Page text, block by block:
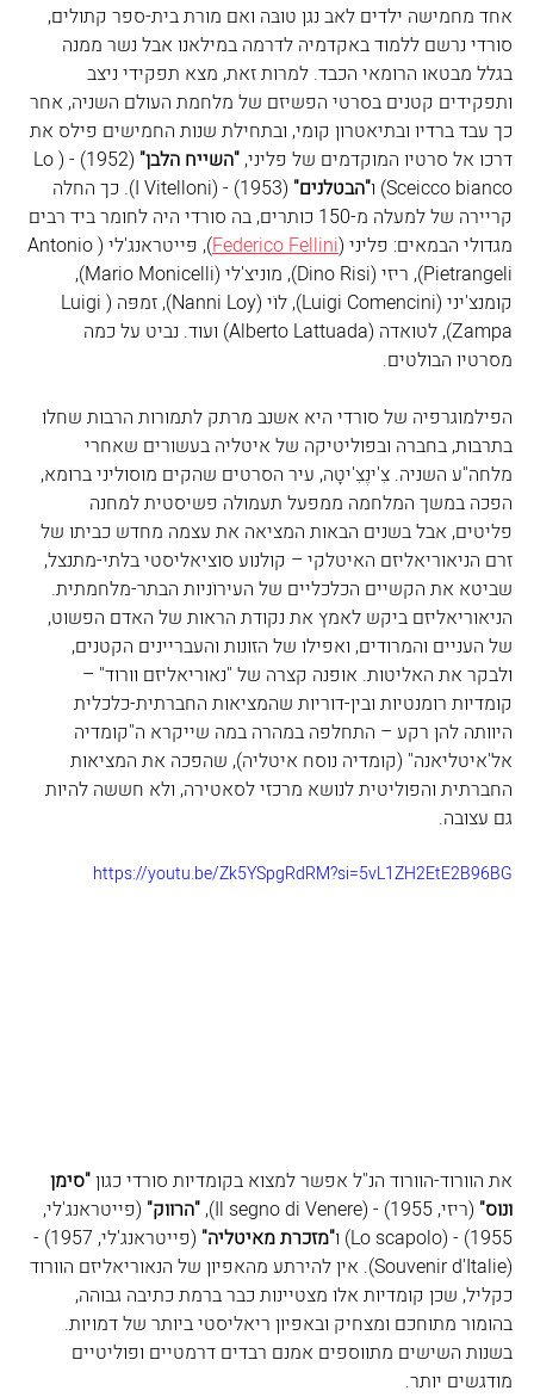
אחד מחמישה ילדים לאב נגן טובּה ואם מורת בית-ספר קתולים,
סורדי נרשם ללמוד באקדמיה לדרמה במילאנו אבל נשר ממנה
בגלל מבטאו הרומאי הכבד. למרות זאת, מצא תפקידי ניצב
ותפקידים קטנים בסרטי הפשיזם של מלחמת העולם השניה, אחר
כך עבד ברדיו ובתיאטרון קומי, ובתחילת שנות החמישים פילס את
דרכו אל סרטיו המוקדמים של פליני, "השייח הלבן" (1952) - (
Lo
Sceicco bianco) ו"הבטלנים" (1953) - (
I Vitelloni). כך החלה
קריירה של למעלה מ-150 כותרים, בה סורדי היה לחומר ביד רבים
מגדולי הבמאים: פליני (Federico Fellini
), פּייטראנג'לי (Antonio
Pietrangeli), ריזי (Dino Risi), מוניצ'לי (Mario Monicelli),
קומנצ'יני (Luigi Comencini), לוֹי (Nanni Loy), זמפּה (Luigi
Zampa), לטואדה (Alberto Lattuada) ועוד. נביט על כמה
מסרטיו הבולטים.
הפילמוגרפיה של סורדי היא אשנב מרתק לתמורות הרבות שחלו
בתרבות, בחברה ובפוליטיקה של איטליה בעשורים שאחרי
מלחה"ע השניה. צִ'ינֶצִ'יטָה, עיר הסרטים שהקים מוסוליני ברומא,
הפכה במשך המלחמה ממפעל תעמולה פשיסטית למחנה
פליטים, אבל בשנים הבאות המציאה את עצמה מחדש כביתו של
זרם הניאוריאליזם האיטלקי – קולנוע סוציאליסטי בלתי-מתנצל,
שביטא את הקשיים הכלכליים של העירוֹניות הבתר-מלחמתית.
הניאוריאליזם ביקש לאמץ את נקודת הראות של האדם הפשוט,
של העניים והמרודים, ואפילו של הזונות והעבריינים הקטנים,
ולבקר את האליטות. אופנה קצרה של "נאוריאליזם וורוד" –
קומדיות רומנטיות ובין-דוריות שהמציאות החברתית-כלכלית
היוותה להן רקע – התחלפה במהרה במה שייקרא ה"קומדיה
אל'איטליאנה" (קומדיה נוסח איטליה), שהפכה את המציאות
החברתית והפוליטית לנושא מרכזי לסאטירה, ולא חששה להיות
גם עצובה.
https://youtu.be/Zk5YSpgRdRM?si=5vL1ZH2EtE2B96BG
את הוורוד-הוורוד הנ"ל אפשר למצוא בקומדיות סורדי כגון "סימן
ונוס" (ריזי, 1955) - ( Il segno di Venere
), "הרווק" (פייטראנג'לי,
1955) - (
Lo scapolo) ו"מזכרת מאיטליה"
(פייטראנג'לי, 1957) -
(
Souvenir d'Italie). אין להירתע מהאפיון של הנאוריאליזם הוורוד
כקליל, שכן קומדיות אלו מצטיינות כבר ברמת כתיבה גבוהה,
בהומור מתוחכם ומצחיק ובאפיון ריאליסטי ביותר של דמויות.
בשנות השישים מתווספים אמנם רבדים דרמטיים ופוליטיים
מודגשים יותר.